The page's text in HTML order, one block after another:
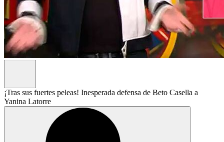
¡Tras sus fuertes peleas! Inesperada defensa de Beto Casella a
Yanina Latorre